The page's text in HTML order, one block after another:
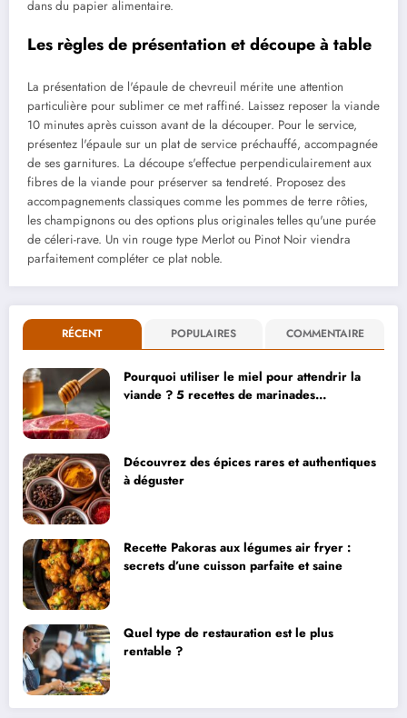
dans du papier alimentaire.
Les règles de présentation et découpe à table
La présentation de l'épaule de chevreuil mérite une attention
particulière pour sublimer ce met raffiné. Laissez reposer la viande
10 minutes après cuisson avant de la découper. Pour le service,
présentez l'épaule sur un plat de service préchauffé, accompagnée
de ses garnitures. La découpe s'effectue perpendiculairement aux
fibres de la viande pour préserver sa tendreté. Proposez des
accompagnements classiques comme les pommes de terre rôties,
les champignons ou des options plus originales telles qu'une purée
de céleri-rave. Un vin rouge type Merlot ou Pinot Noir viendra
parfaitement compléter ce plat noble.
RÉCENT POPULAIRES COMMENTAIRE
Pourquoi utiliser le miel pour attendrir la
viande ? 5 recettes de marinades
Découvrez des épices rares et authentiques
à déguster
Recette Pakoras aux légumes air fryer :
secrets d’une cuisson parfaite et saine
Quel type de restauration est le plus
rentable ?